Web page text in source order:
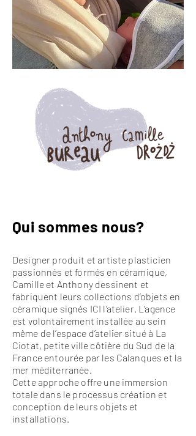
Qui sommes nous?
Designer produit et artiste plasticien
passionnés et formés en céramique,
Camille et Anthony dessinent et
fabriquent leurs collections d’objets en
céramique signés ICI l’atelier. L’agence
est volontairement installée au sein
même de l’espace d’atelier situé à La
Ciotat, petite ville côtière du Sud de la
France entourée par les Calanques et la
mer méditerranée.
Cette approche offre une immersion
totale dans le processus création et
conception de leurs objets et
installations.